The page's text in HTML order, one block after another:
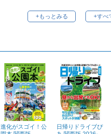
+もっとみる +すべ
進化がスゴイ！公
日帰りドライブぴ